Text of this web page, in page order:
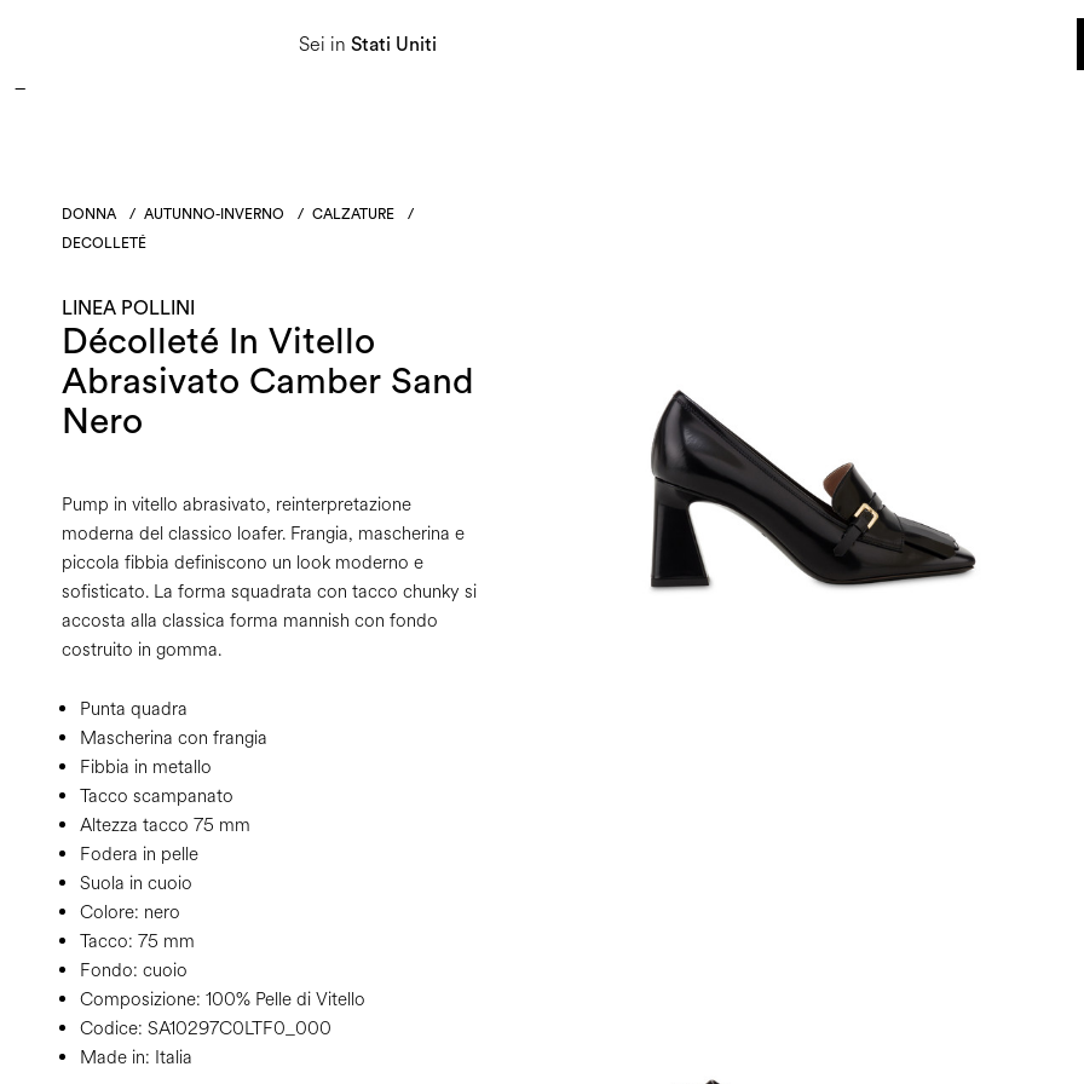
Sei in Stati Uniti
APPROFITTA DEI SALDI E SCOPRI LA NUOVA COLLEZIONE AUTUNNO/INVERNO 2026. Dall'8 al 16 agosto il Servizio Clienti non sarà operativo. Le
DONNA / AUTUNNO-INVERNO / CALZATURE
/
DECOLLETÉ
LINEA POLLINI
Décolleté In Vitello
Abrasivato Camber Sand
Nero
Pump in vitello abrasivato, reinterpretazione
moderna del classico loafer. Frangia, mascherina e
piccola fibbia definiscono un look moderno e
sofisticato. La forma squadrata con tacco chunky si
accosta alla classica forma mannish con fondo
costruito in gomma.
Punta quadra
Mascherina con frangia
Fibbia in metallo
Tacco scampanato
Altezza tacco 75 mm
Fodera in pelle
Suola in cuoio
Colore: nero
Tacco: 75 mm
Fondo: cuoio
Composizione: 100% Pelle di Vitello
Codice: SA10297C0LTF0_000
Made in: Italia